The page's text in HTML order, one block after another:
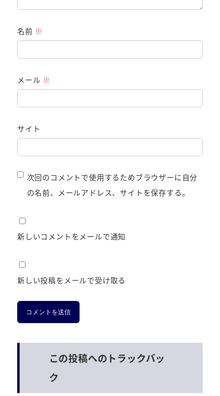
名前 ※
メール ※
サイト
次回のコメントで使用するためブラウザーに自分
の名前、メールアドレス、サイトを保存する。
新しいコメントをメールで通知
新しい投稿をメールで受け取る
この投稿へのトラックバッ
ク